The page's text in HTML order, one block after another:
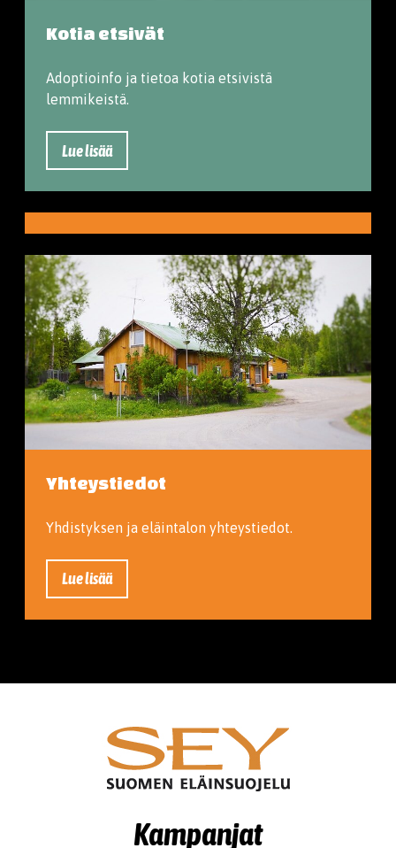
Kotia etsivät
Adoptioinfo ja tietoa kotia etsivistä
lemmikeistä.
Lue lisää
Yhteystiedot
Yhdistyksen ja eläintalon yhteystiedot.
Lue lisää
Kampanjat